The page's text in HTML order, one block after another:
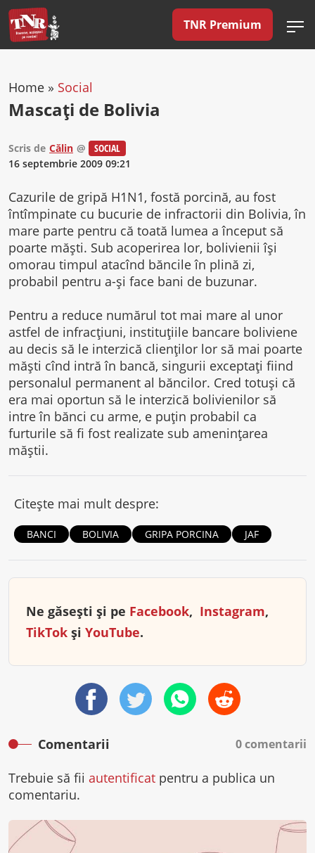
TNR Premium
Home » Social
Mascaţi de Bolivia
Scris de Călin @
SOCIAL
16 septembrie 2009 09:21
Cazurile de gripă H1N1, fostă porcină, au fost
întîmpinate cu bucurie de infractorii din Bolivia, în
mare parte pentru că toată lumea a început să
poarte măşti. Sub acoperirea lor, bolivienii îşi
omorau timpul atacînd băncile în plină zi,
probabil pentru a-şi face bani de buzunar.
Pentru a reduce numărul tot mai mare al unor
astfel de infracţiuni, instituţiile bancare boliviene
au decis să le interzică clienţilor lor să mai poarte
măşti cînd intră în bancă, singurii exceptaţi fiind
personalul permanent al băncilor. Cred totuşi că
era mai oportun să le interzică bolivienilor să
intre în bănci cu arme, e puţin probabil ca
furturile să fi fost realizate sub ameninţarea
măştii.
Citește mai mult despre:
BANCI BOLIVIA GRIPA PORCINA JAF
Ne găsești și pe Facebook, Instagram,
TikTok și YouTube.
Comentarii 0 comentarii
Trebuie să fii autentificat pentru a publica un
comentariu.